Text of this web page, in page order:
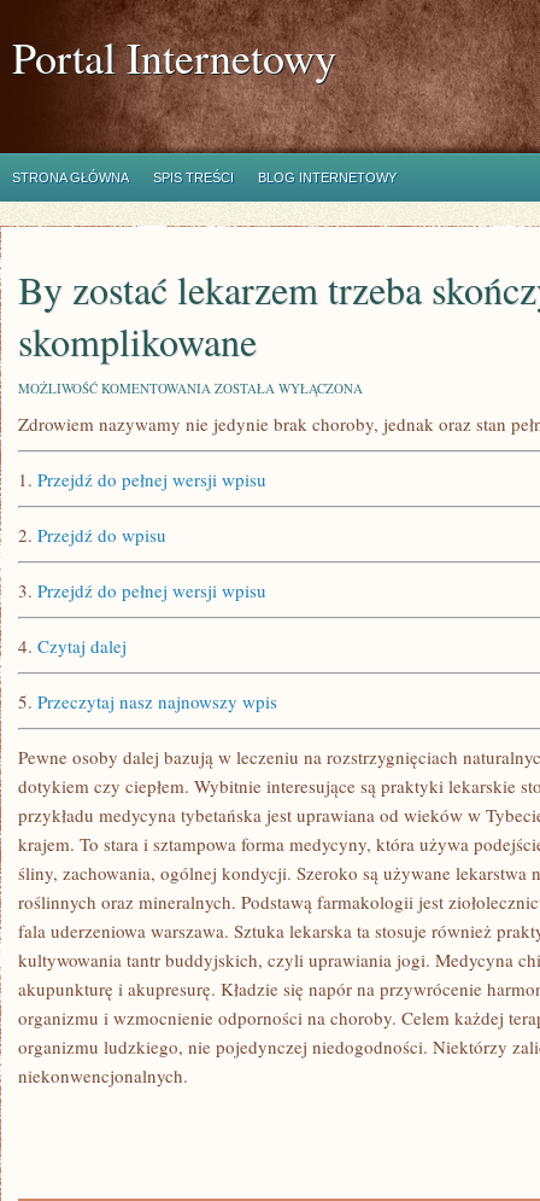
Portal Internetowy
STRONA GŁÓWNA SPIS TREŚCI BLOG INTERNETOWY
By zostać lekarzem trzeba
skomplikowane
MOŻLIWOŚĆ KOMENTOWANIA BY
LEKARZEM
TRZEBA
SKOMPLIKOWANE
ZOSTAŁA WYŁĄCZONA
Zdrowiem nazywamy nie jedynie brak choroby, jednak oraz stan
1. Przejdź do pełnej wersji wpisu
2. Przejdź do wpisu
3. Przejdź do pełnej wersji wpisu
4. Czytaj dalej
5. Przeczytaj nasz najnowszy wpis
Pewne osoby dalej bazują w leczeniu na rozstrzygnięciach
dotykiem czy ciepłem. Wybitnie interesujące są praktyki lekarskie
przykładu medycyna tybetańska jest uprawiana od wieków w
krajem. To stara i sztampowa forma medycyny, która używa
śliny, zachowania, ogólnej kondycji. Szeroko są używane lekarstwa
roślinnych oraz mineralnych. Podstawą farmakologii jest
fala uderzeniowa warszawa. Sztuka lekarska ta stosuje również
kultywowania tantr buddyjskich, czyli uprawiania jogi. Medycyna
akupunkturę i akupresurę. Kładzie się napór na przywrócenie
organizmu i wzmocnienie odporności na choroby. Celem każdej
organizmu ludzkiego, nie pojedynczej niedogodności. Niektórzy
niekonwencjonalnych.